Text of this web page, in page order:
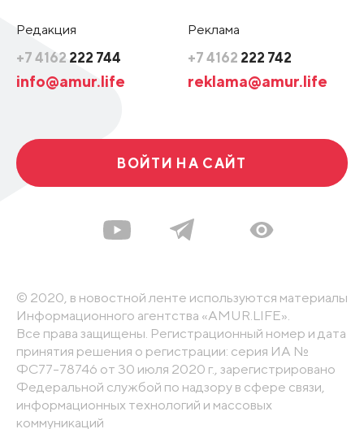
Редакция
+7 4162 222 744
info@amur.life
Реклама
+7 4162 222 742
reklama@amur.life
ВОЙТИ НА САЙТ
© 2020, в новостной ленте используются материалы
Информационного агентства «AMUR.LIFE».
Все права защищены. Регистрационный номер и дата
принятия решения о регистрации: серия ИА №
ФС77-78746 от 30 июля 2020 г., зарегистрировано
Федеральной службой по надзору в сфере связи,
информационных технологий и массовых
коммуникаций